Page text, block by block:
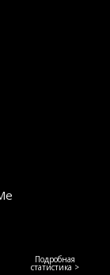
Подробная
статистика >